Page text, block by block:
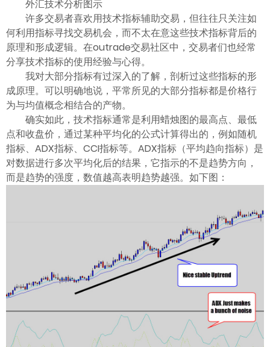
外汇技术分析图示
许多交易者喜欢用技术指标辅助交易，但往往只关注如
何利用指标寻找交易机会，而不太在意这些技术指标背后的
原理和形成逻辑。在outrade交易社区中，交易者们也经常
分享技术指标的使用经验与心得。
我对大部分指标有过深入的了解，剖析过这些指标的形
成原理。可以明确地说，平常所见的大部分指标都是价格行
为与均值概念相结合的产物。
确实如此，技术指标通常是利用蜡烛图的最高点、最低
点和收盘价，通过某种平均化的公式计算得出的，例如随机
指标、ADX指标、CCI指标等。ADX指标（平均趋向指标）是
对数据进行多次平均化后的结果，它指示的不是趋势方向，
而是趋势的强度，数值越高表明趋势越强。如下图：